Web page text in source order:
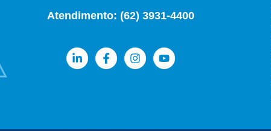
Atendimento: (62) 3931-4400